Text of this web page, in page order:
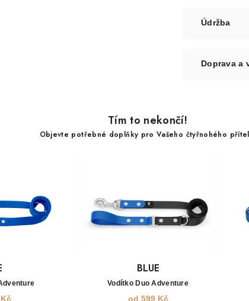
Údržba
Doprava a
Tím to nekončí!
Objevte potřebné doplňky pro Vašeho čtyřnohého
BLUE
Vodítko Duo Adventure
od 599Kč